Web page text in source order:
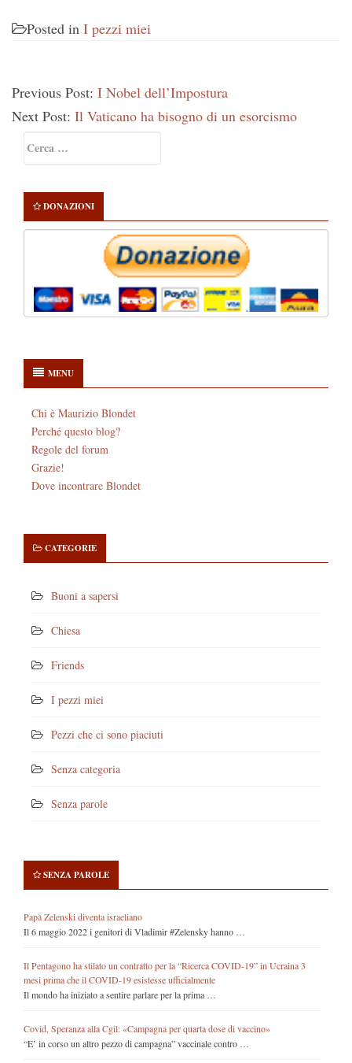
Posted in I pezzi miei
Previous Post: I Nobel dell’Impostura
Next Post: Il Vaticano ha bisogno di un esorcismo
Sidebar
per:
DONAZIONI
MENU
Chi è Maurizio Blondet
Perché questo blog?
Regole del forum
Grazie!
Dove incontrare Blondet
CATEGORIE
Buoni a sapersi
Chiesa
Friends
I pezzi miei
Pezzi che ci sono piaciuti
Senza categoria
Senza parole
SENZA PAROLE
Papà Zelenski diventa israeliano
Il 6 maggio 2022 i genitori di Vladimir #Zelensky hanno …
Il Pentagono ha stilato un contratto per la “Ricerca COVID-19” in Ucraina 3
mesi prima che il COVID-19 esistesse ufficialmente
Il mondo ha iniziato a sentire parlare per la prima …
Covid, Speranza alla Cgil: «Campagna per quarta dose di vaccino»
“E’ in corso un altro pezzo di campagna” vaccinale contro …